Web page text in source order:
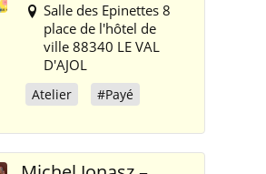
Salle des Epinettes 8
place de l'hôtel de
ville 88340 LE VAL
D'AJOL
Atelier #Payé